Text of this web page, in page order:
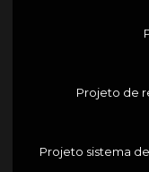
Projeto de
Projeto sistema